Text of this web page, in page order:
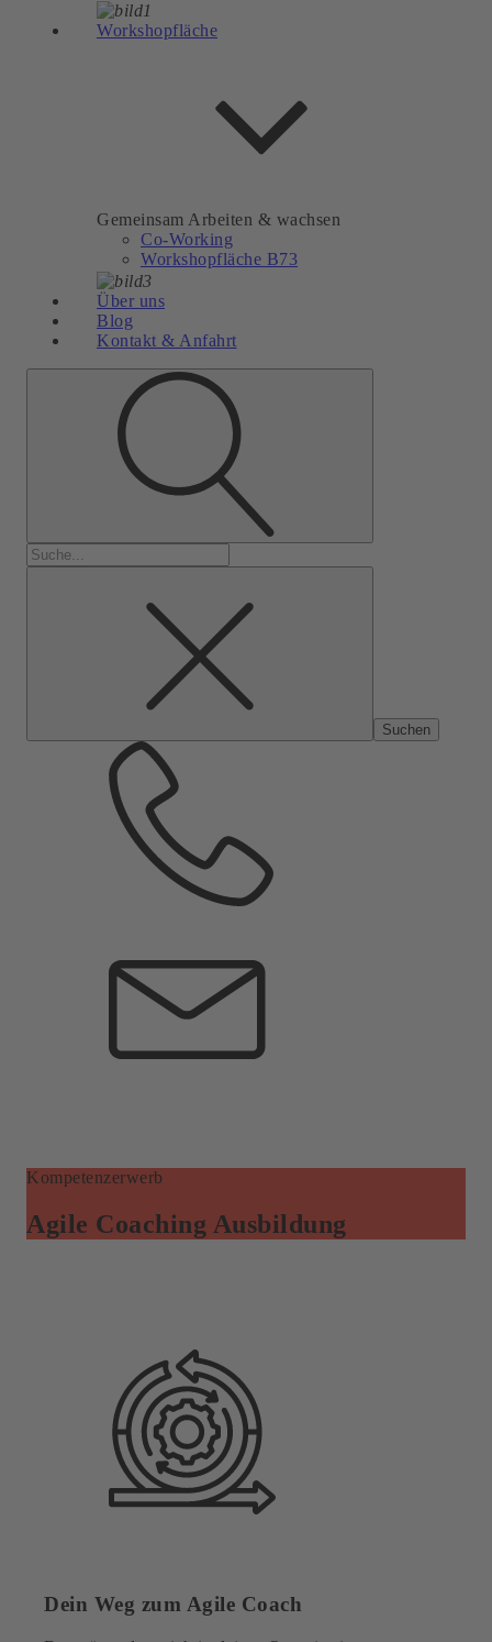
Workshopfläche
Gemeinsam Arbeiten & wachsen
Co-Working
Workshopfläche B73
Über uns
Blog
Kontakt & Anfahrt
Suchen
nach:
Kompetenzerwerb
Agile Coaching Ausbildung
Dein Weg zum Agile Coach